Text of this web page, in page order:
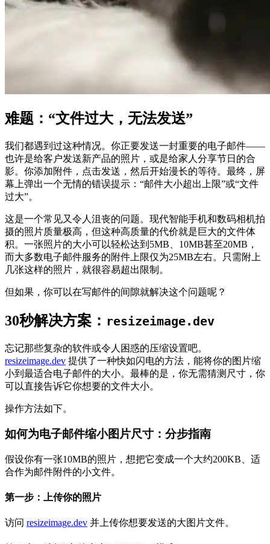
难题：“文件过大，无法发送”
我们都遇到过这种情况。你正要发送一封重要的电子邮件——
也许是给客户发送新产品的照片，或是给家人分享节日的合
影。你添加附件，点击发送，然后开始漫长的等待。最终，屏
幕上弹出一个无情的错误提示：“邮件大小超出上限”或“文件
过大”。
这是一个常见又令人沮丧的问题。现代智能手机和数码相机拍
摄的照片质量极高，但这种高质量的代价就是巨大的文件体
积。一张照片的大小可以轻松达到5MB、10MB甚至20MB，
而大多数电子邮件服务的附件上限仅为25MB左右。只需附上
几张这样的照片，就很容易超出限制。
但如果，你可以在写邮件的间隙就解决这个问题呢？
30秒解决方案： resizeimage.dev
忘记那些复杂的软件或令人困惑的压缩设置吧。
resizeimage.dev 提供了一种快如闪电的方法，能将你的图片缩
小到最适合电子邮件的大小。最棒的是，你无需猜测尺寸，你
可以直接告诉它你想要的文件大小。
操作方法如下。
如何为电子邮件缩小图片尺寸：分步指南
假设你有一张10MB的照片，想把它变成一个大约200KB、适
合作为邮件附件的小文件。
第一步：上传你的照片
访问 resizeimage.dev 并上传你想要发送的大图片文件。